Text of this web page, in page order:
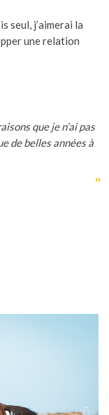
seul, j’aimerai la
une relation
que je n’ai pas
de belles années à
"